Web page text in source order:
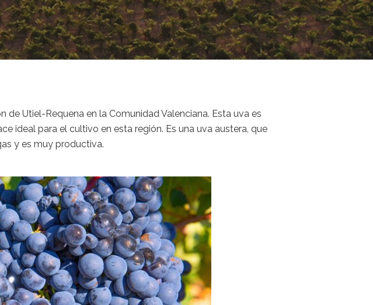
Utiel-Requena en la Comunidad Valenciana. Esta uva es
ideal para el cultivo en esta región. Es una uva austera, que
y es muy productiva.